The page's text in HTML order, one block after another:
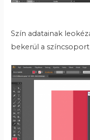
Szín adatainak
bekerül a